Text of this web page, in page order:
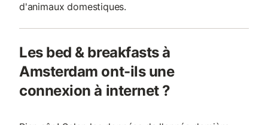
d'animaux domestiques.
Les bed & breakfasts à
Amsterdam ont-ils une
connexion à internet ?